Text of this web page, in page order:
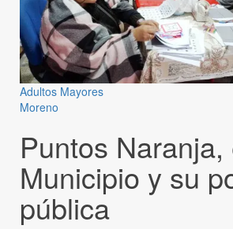
Adultos Mayores
Moreno
Puntos Naranja,
Municipio y su
pública